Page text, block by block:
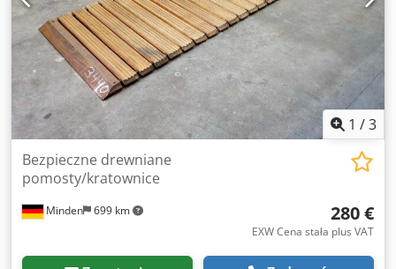
mm
1 /3
Minden 699 km
Bezpieczne drewniane
pomosty/kratownice
280 €
EXW Cena stała plus VAT